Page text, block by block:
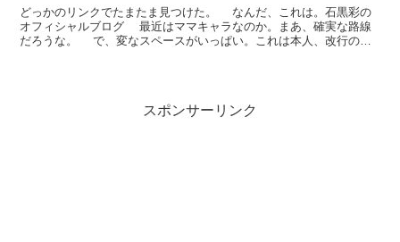
どっかのリンクでたまたま見つけた。 なんだ、これは。石黒彩の
オフィシャルブログ 最近はママキャラなのか。まあ、確実な路線
だろうな。 で、変なスペースがいっぱい。これは本人、改行のつ
スポンサーリンク